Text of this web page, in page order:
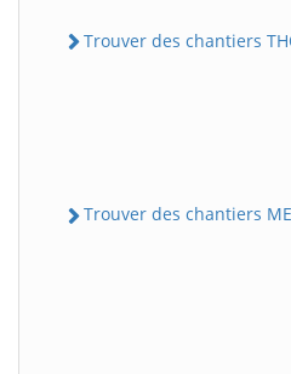
Trouver des chantiers
Trouver des chantiers